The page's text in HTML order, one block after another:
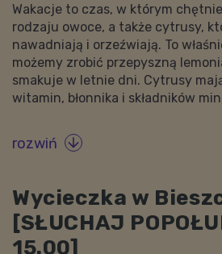
Wakacje to czas, w którym
rodzaju owoce, a także cytrusy,
nawadniają i orzeźwiają. To
możemy zrobić przepyszną
smakuje w letnie dni. Cytrusy
witamin, błonnika i składników
rozwiń 
Wycieczka w
[SŁUCHAJ
15.00]